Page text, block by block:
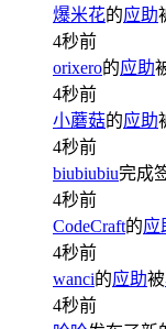
爆米花的应助
4秒前
orixero的应助
4秒前
小蘑菇的应助
4秒前
biubiubiu完成
4秒前
CodeCraft的应
4秒前
wanci的应助被
4秒前